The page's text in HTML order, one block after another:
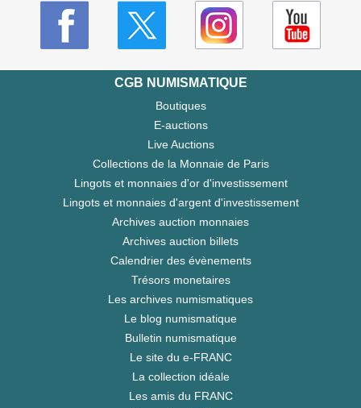
CGB NUMISMATIQUE
Boutiques
E-auctions
Live Auctions
Collections de la Monnaie de Paris
Lingots et monnaies d'or d'investissement
Lingots et monnaies d'argent d'investissement
Archives auction monnaies
Archives auction billets
Calendrier des évènements
Trésors monetaires
Les archives numismatiques
Le blog numismatique
Bulletin numismatique
Le site du e-FRANC
La collection idéale
Les amis du FRANC